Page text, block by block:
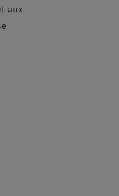
aux